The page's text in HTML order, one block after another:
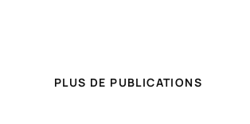
PLUS DE PUBLICATIONS